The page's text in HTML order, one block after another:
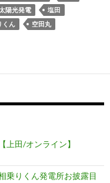
陽光発電
塩田
くん
空田丸
上田/オンライン】
乗りくん発電所お披露目